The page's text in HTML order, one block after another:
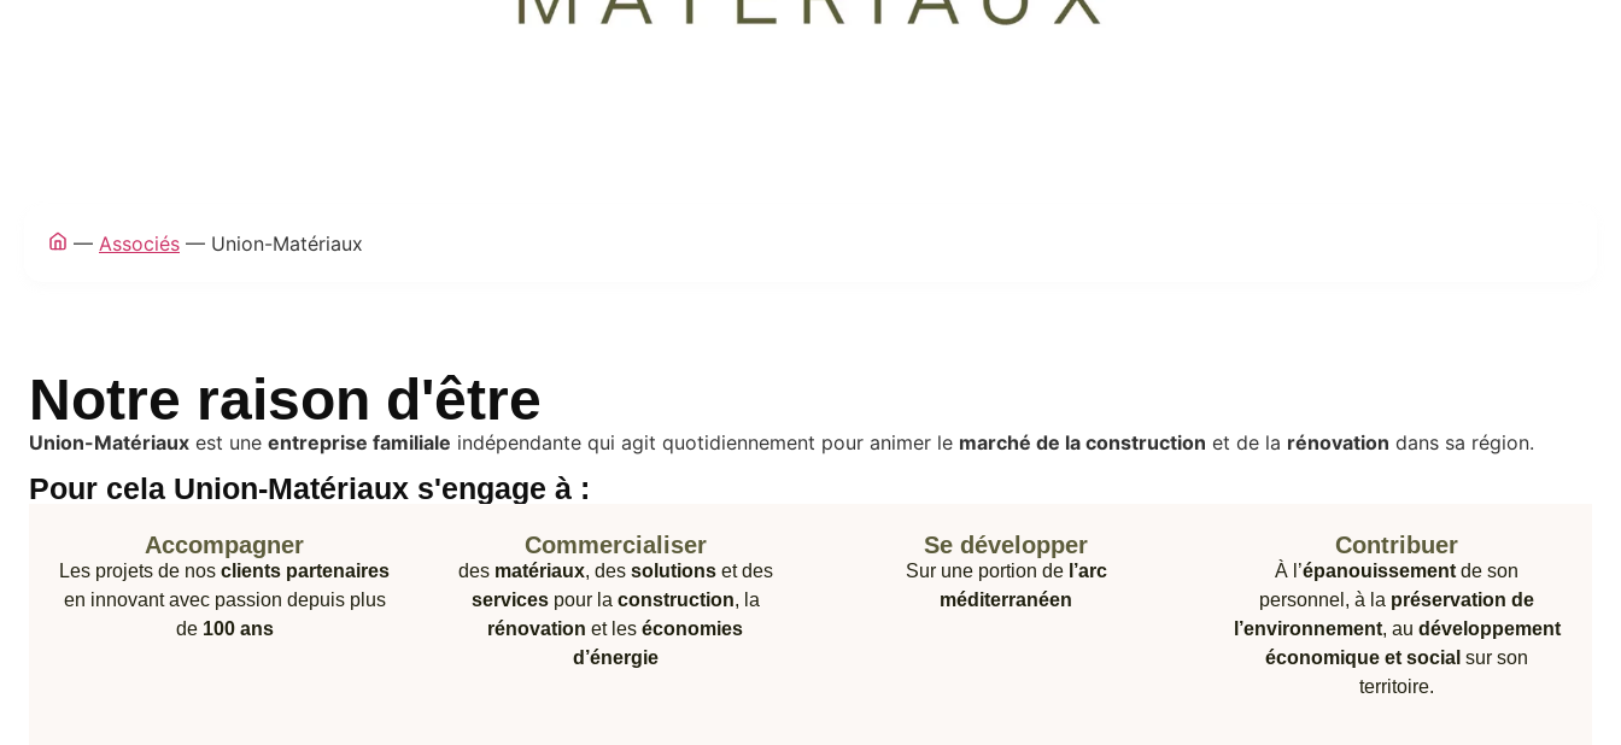
— Associés — Union-Matériaux
Notre raison d'être
Union-Matériaux est une entreprise familiale indépendante qui agit quotidiennement pour animer le marché de la construction et de la rénovation dans sa région.
Pour cela Union-Matériaux s'engage à :
Accompagner
Les projets de nos clients partenaires
en innovant avec passion depuis plus
de 100 ans
Commercialiser
des matériaux, des solutionset des
servicespour la construction, la
rénovation et les économies
d’énergie
Se développer
Sur une portion de l’arc
méditerranéen
Contribuer
À l’épanouissement de son
personnel, à la préservation de
l’environnement, au développement
économique et social sur son
territoire.​